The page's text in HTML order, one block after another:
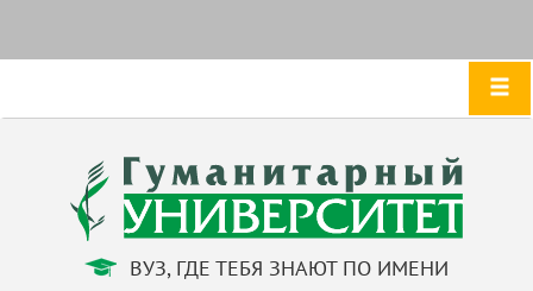
ВУЗ, ГДЕ ТЕБЯ ЗНАЮТ ПО ИМЕНИ